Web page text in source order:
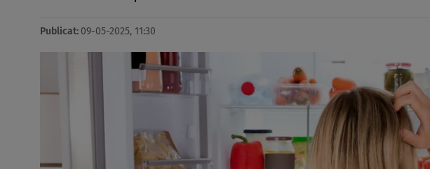
Publicat: 09-05-2025, 11:30